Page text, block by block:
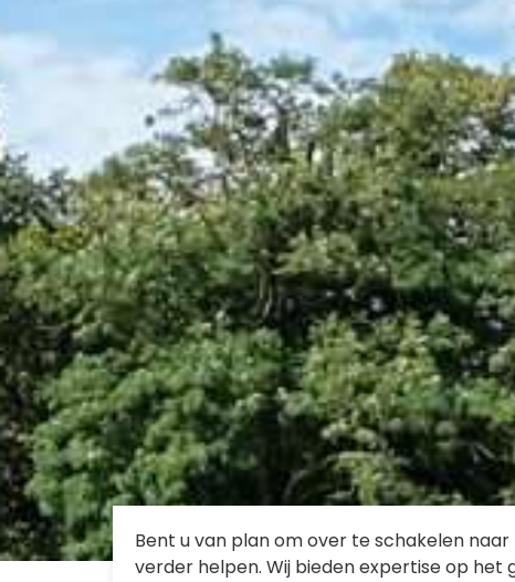
Bent u van plan om over te schakelen
verder helpen. Wij bieden expertise op het